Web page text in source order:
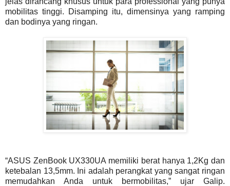
mobilitas tinggi. Disamping itu, dimensinya yang ramping
dan bodinya yang ringan.
“ASUS ZenBook UX330UA memiliki berat hanya 1,2Kg dan
ketebalan 13,5mm. Ini adalah perangkat yang sangat ringan
memudahkan Anda untuk bermobilitas,” ujar Galip.